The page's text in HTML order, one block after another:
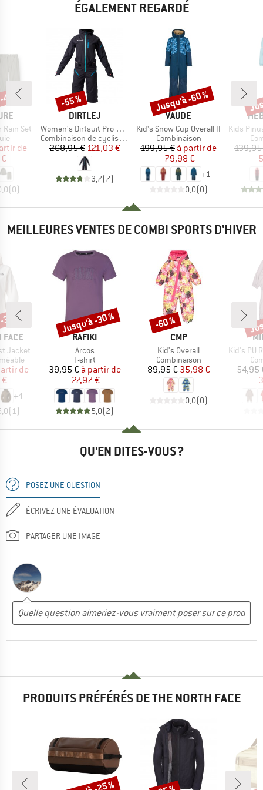
ÉGALEMENT REGARDÉ
Set
réduit
de
(0)
%
MARQUE
DIRTLEJ
Article
Women's Dirtsuit Pro Edition
Product group
Combinaison de cyclisme
Prix
268,95 €Prix réduit
121,03 €
3,7(7)
Remise
-55 %
MARQUE
VAUDE
Article
Kid's Snow Cup Overall II
Product group
Combinaison
Prix
199,95 € Prix réduit
à partir de
79,98 €
+1
0,0(0)
Remise
Jusqu'à -60 %
Article
Kids
MEILLEURES VENTES DE COMBI SPORTS D'HIVER
FACE
Jacket
réduit
de
+4
(1)
%
MARQUE
RAFIKI
Article
Arcos
Product group
T-shirt
Prix
39,95 € Prix réduit
à partir de
27,97 €
5,0(2)
Remise
Jusqu'à -30 %
MARQUE
CMP
Article
Kid's Overall
Product group
Combinaison
Prix
89,95 €Prix réduit
35,98 €
0,0(0)
Remise
-60 %
Article
Kid's PU
54,95
QU'EN DITES-VOUS ?
POSEZ UNE QUESTION
ÉCRIVEZ UNE ÉVALUATION
PARTAGER UNE IMAGE
PRODUITS PRÉFÉRÉS DE THE NORTH FACE